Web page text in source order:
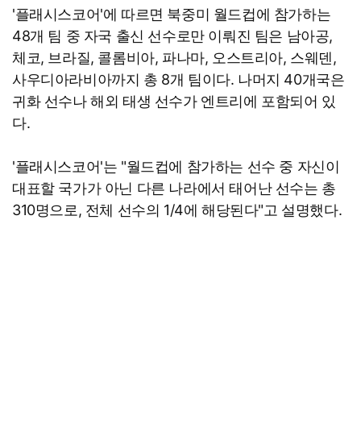
'플래시스코어'에 따르면 북중미 월드컵에 참가하는
48개 팀 중 자국 출신 선수로만 이뤄진 팀은 남아공,
체코, 브라질, 콜롬비아, 파나마, 오스트리아, 스웨덴,
사우디아라비아까지 총 8개 팀이다. 나머지 40개국은
귀화 선수나 해외 태생 선수가 엔트리에 포함되어 있
다.
'플래시스코어'는 "월드컵에 참가하는 선수 중 자신이
대표할 국가가 아닌 다른 나라에서 태어난 선수는 총
310명으로, 전체 선수의 1/4에 해당된다"고 설명했다.